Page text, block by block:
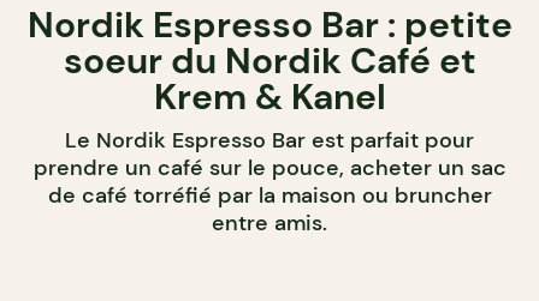
Nordik Espresso Bar : petite
soeur du Nordik Café et
Krem & Kanel
Le Nordik Espresso Bar est parfait pour
prendre un café sur le pouce, acheter un sac
de café torréfié par la maison ou bruncher
entre amis.